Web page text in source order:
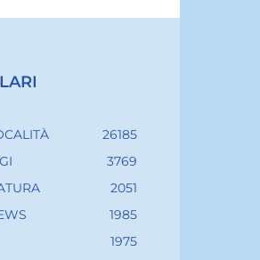
26185
3769
2051
1985
1975